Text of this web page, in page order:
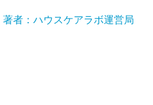
著者：ハウスケアラボ運営局